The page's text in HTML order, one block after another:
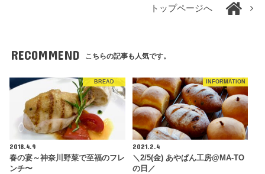
トップページへ
RECOMMEND こちらの記事も人気です。
BREAD
2018.4.9
春の宴～神奈川野菜で至福のフレ
ンチ〜
INFORMATION
2021.2.4
＼2/5(金) あやぱん工房@MA-TO
の日／